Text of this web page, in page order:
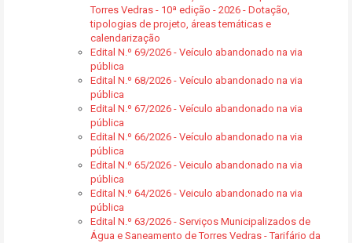
Torres Vedras - 10ª edição - 2026 - Dotação,
tipologias de projeto, áreas temáticas e
calendarização
Edital N.º 69/2026 - Veículo abandonado na via
pública
Edital N.º 68/2026 - Veículo abandonado na via
pública
Edital N.º 67/2026 - Veículo abandonado na via
pública
Edital N.º 66/2026 - Veículo abandonado na via
pública
Edital N.º 65/2026 - Veiculo abandonado na via
pública
Edital N.º 64/2026 - Veiculo abandonado na via
pública
Edital N.º 63/2026 - Serviços Municipalizados de
Água e Saneamento de Torres Vedras - Tarifário da